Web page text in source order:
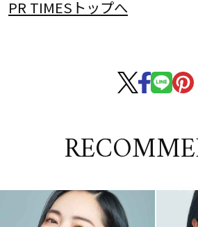
PR TIMESトップへ